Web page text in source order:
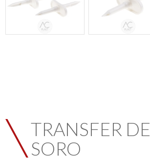
TRANSFER DE
SORO